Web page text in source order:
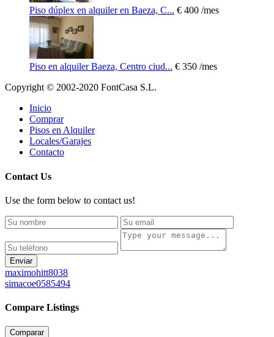
Piso dúplex en alquiler en Baeza, C... € 400 /mes
Piso en alquiler Baeza, Centro ciud... € 350 /mes
Copyright © 2002-2020 FontCasa S.L.
Inicio
Comprar
Pisos en Alquiler
Locales/Garajes
Contacto
Contact Us
Use the form below to contact us!
Enviar
maximohitt8038
simacoe0585494
Compare Listings
Comparar